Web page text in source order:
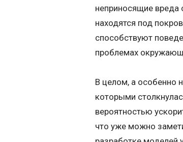
неприносящие
находятся под
способствуют
проблемах
В целом, а особенно
которыми
вероятностью
что уже можно